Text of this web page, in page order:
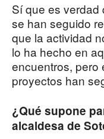
Sí que es verdad
se han seguido
que la actividad
lo ha hecho en
encuentros, pero
proyectos han
¿Qué supone
alcaldesa de